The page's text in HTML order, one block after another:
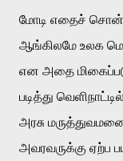
மோடி எதைச்
ஆங்கிலமே உலக
என அதை
படித்து
அரசு
அவரவருக்கு ஏற்ப